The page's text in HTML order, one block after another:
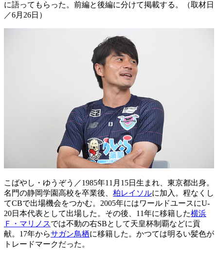
に語ってもらった。前編と後編に分けて掲載する。（取材日
／6月26日）
こばやし・ゆうぞう／1985年11月15日生まれ、東京都出身。
名門の静岡学園高校を卒業後、 柏レイソルに加入。程なくし
てCBで出場機会をつかむ。2005年にはワールドユースにU-
20日本代表として出場した。その後、11年に移籍した横浜
Ｆ・マリノスでは不動の右SBとして天皇杯制覇などに貢
献。17年からサガン鳥栖に移籍した。かつては明るい髪色が
トレードマークだった。